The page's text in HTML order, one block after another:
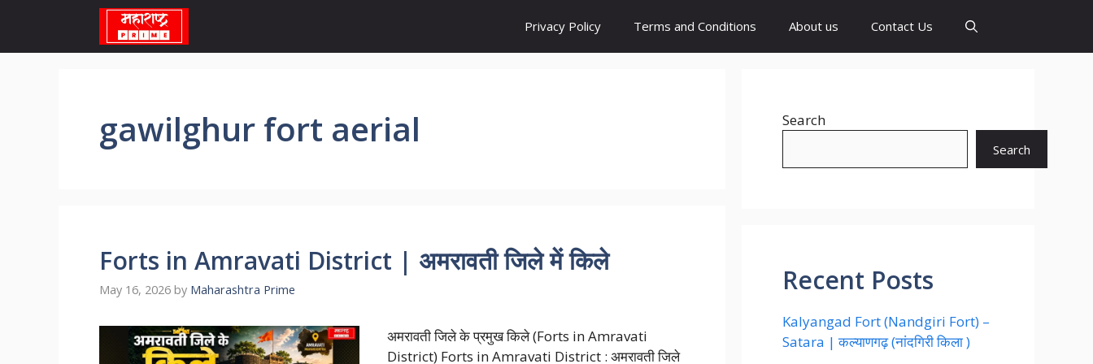
content
Privacy Policy Terms and Conditions About us Contact Us
gawilghur fort aerial
Forts in Amravati District | अमरावती जिले में किले
May 16, 2026 by Maharashtra Prime
अमरावती जिले के प्रमुख किले (Forts in Amravati
District) Forts in Amravati District : अमरावती जिले
Search
Search
Recent Posts
Kalyangad Fort (Nandgiri Fort) –
Satara | कल्याणगढ़ (नांदगिरी किला )